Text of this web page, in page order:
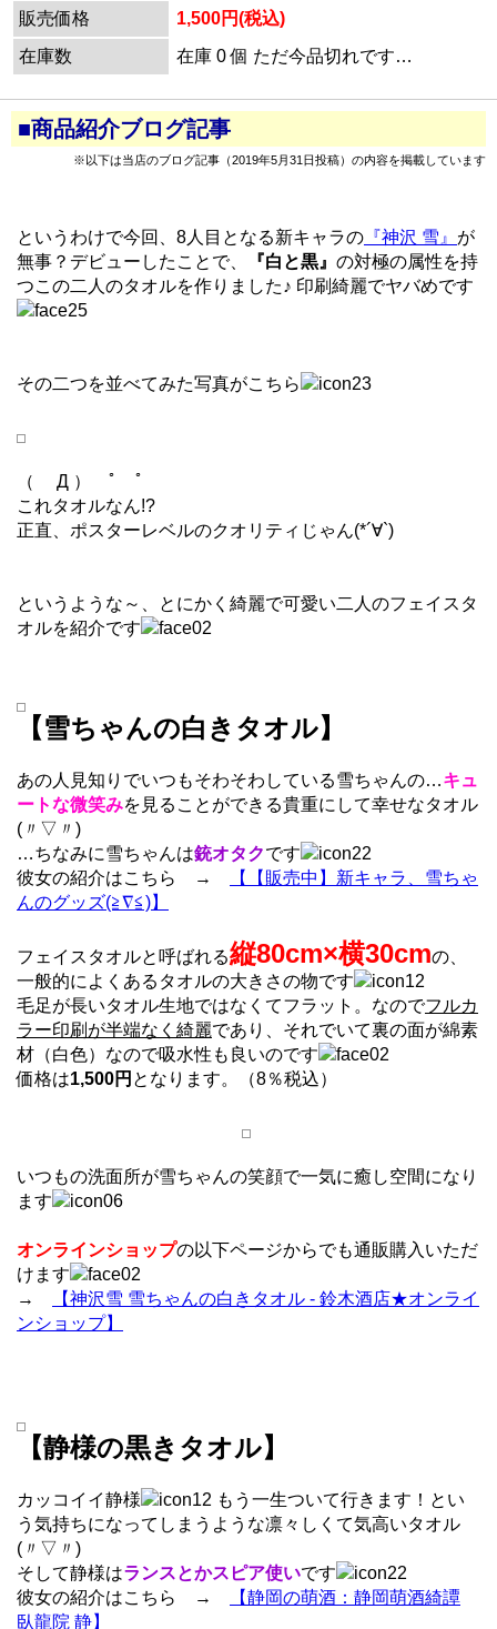
販売価格
1,500円(税込)
在庫数
在庫 0 個 ただ今品切れです…
■商品紹介ブログ記事
※以下は当店のブログ記事（2019年5月31日投稿）の内容を掲載しています
というわけで今回、8人目となる新キャラの 『神沢 雪』 が
無事？デビューしたことで、
『白と黒』 の対極の属性を持
つこの二人のタオルを作りました♪ 印刷綺麗でヤバめです
その二つを並べてみた写真がこちら
（ Д ） ﾟ ﾟ
これタオルなん!?
正直、ポスターレベルのクオリティじゃん(*´∀`)
というような～、とにかく綺麗で可愛い二人のフェイスタ
オルを紹介です
【雪ちゃんの白きタオル】
あの人見知りでいつもそわそわしている雪ちゃんの…キュ
ートな微笑みを見ることができる貴重にして幸せなタオル
(〃▽〃)
…ちなみに雪ちゃんは銃オタクです
彼女の紹介はこちら →
【【販売中】新キャラ、雪ちゃ
んのグッズ(≧∇≦)】
フェイスタオルと呼ばれる縦80cm×横30cmの、
一般的によくあるタオルの大きさの物です
毛足が長いタオル生地ではなくてフラット。なのでフルカ
ラー印刷が半端なく綺麗であり、それでいて裏の面が綿素
材（白色）なので吸水性も良いのです
価格は1,500円 となります。（8％税込）
いつもの洗面所が雪ちゃんの笑顔で一気に癒し空間になり
ます
オンラインショップの以下ページからでも通販購入いただ
けます
→
【神沢雪 雪ちゃんの白きタオル - 鈴木酒店★オンライ
ンショップ】
【静様の黒きタオル】
カッコイイ静様
もう一生ついて行きます！とい
う気持ちになってしまうような凛々しくて気高いタオル
(〃▽〃)
そして静様はランスとかスピア使いです
彼女の紹介はこちら →
【静岡の萌酒：静岡萌酒綺譚
臥龍院 静】